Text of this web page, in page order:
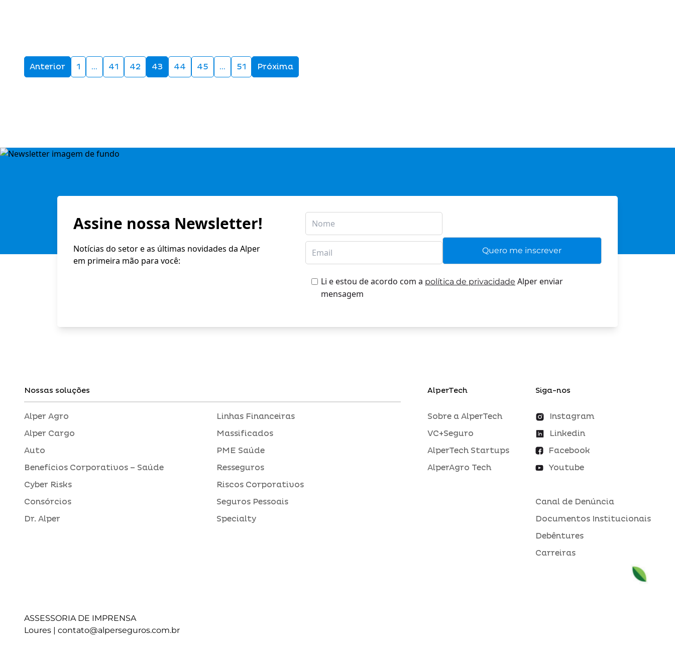
Anterior 1 … 41 42 43 44 45 … 51 Próxima
Assine nossa Newsletter!
Notícias do setor e as últimas novidades da Alper
em primeira mão para você:
Li e estou de acordo com a política de privacidade Alper enviar
mensagem
Nossas soluções
Alper Agro
Alper Cargo
Auto
Benefícios Corporativos – Saúde
Cyber Risks
Consórcios
Dr. Alper
Linhas Financeiras
Massificados
PME Saúde
Resseguros
Riscos Corporativos
Seguros Pessoais
Specialty
AlperTech
Sobre a AlperTech
VC+Seguro
AlperTech Startups
AlperAgro Tech
Siga-nos
Instagram
Linkedin
Facebook
Youtube
Canal de Denúncia
Documentos Institucionais
Debêntures
Carreiras
ASSESSORIA DE IMPRENSA
Loures | contato@alperseguros.com.br